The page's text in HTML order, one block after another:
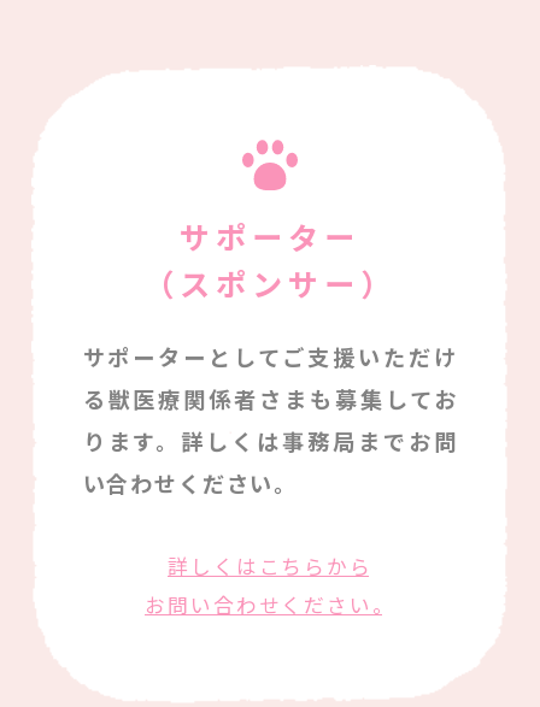
サポーター
（スポンサー）
サポーターとしてご支援いただけ
る獣医療関係者さまも募集してお
ります。詳しくは事務局までお問
い合わせください。
詳しくはこちらから
お問い合わせください。